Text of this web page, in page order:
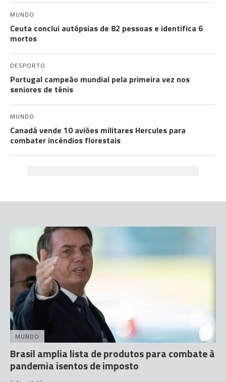
MUNDO
Ceuta conclui autópsias de 82 pessoas e identifica 6
mortos
DESPORTO
Portugal campeão mundial pela primeira vez nos
seniores de ténis
MUNDO
Canadá vende 10 aviões militares Hercules para
combater incêndios florestais
MUNDO
Brasil amplia lista de produtos para combate à
pandemia isentos de imposto